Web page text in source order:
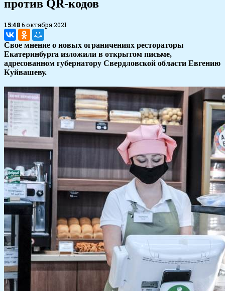
против QR-кодов
15:486 октября 2021
Свое мнение о новых ограничениях рестораторы
Екатеринбурга изложили в открытом письме,
адресованном губернатору Свердловской области Евгению
Куйвашеву.